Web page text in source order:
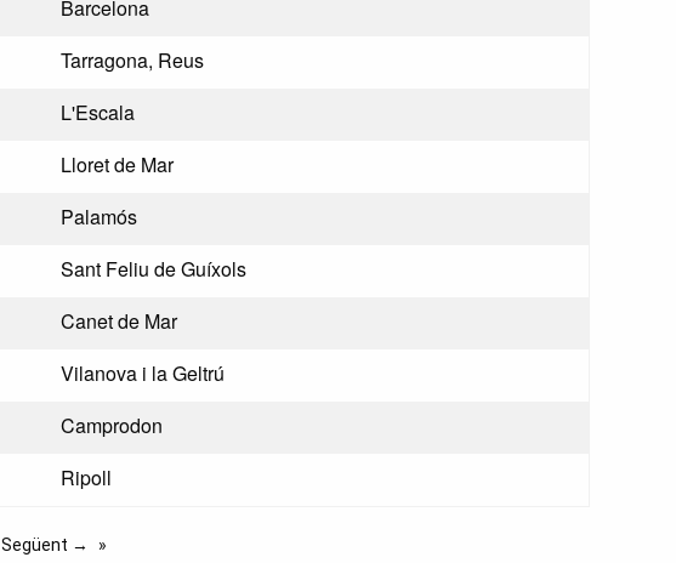
Barcelona
Tarragona, Reus
L'Escala
Lloret de Mar
Palamós
Sant Feliu de Guíxols
Canet de Mar
Vilanova i la Geltrú
Camprodon
Ripoll
Següent →